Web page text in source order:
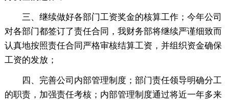
三、继续做好各部门工资奖金的核算工作；今年公司
对各部门都签订了责任合同，我财务部将继续严谨细致而
认真地按照责任合同严格审核结算工资，并组织资金确保
工资的发放；
四、完善公司内部管理制度；部门责任领导明确分工
的职责，加强责任考核；内部管理制度通过将近一年多来